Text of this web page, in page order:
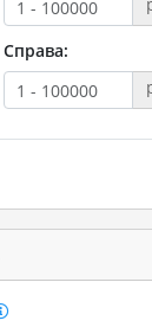
Справа: